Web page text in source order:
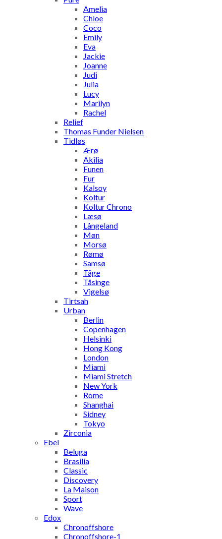
Amelia
Chloe
Coco
Emily
Eva
Jackie
Joanne
Judi
Julia
Lucy
Marilyn
Rachel
Relief
Thomas Funder Nielsen
Tidløs
Ærø
Akilia
Funen
Fur
Kalsoy
Koltur
Koltur Chrono
Læsø
Långeland
Møn
Morsø
Rømø
Samsø
Tåge
Tåsinge
Vigelsø
Tirtsah
Urban
Berlin
Copenhagen
Helsinki
Hong Kong
London
Miami
Miami Stretch
New York
Rome
Shanghai
Sidney
Tokyo
Zirconia
Ebel
Beluga
Brasilia
Classic
Discovery
La Maison
Sport
Wave
Edox
Chronoffshore
Chronoffshore-1